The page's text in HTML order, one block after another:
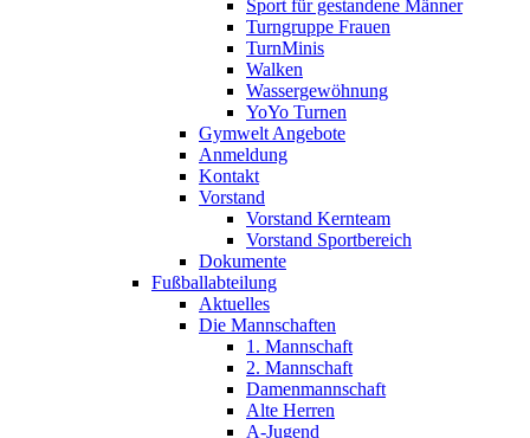
Sport für gestandene Männer
Turngruppe Frauen
TurnMinis
Walken
Wassergewöhnung
YoYo Turnen
Gymwelt Angebote
Anmeldung
Kontakt
Vorstand
Vorstand Kernteam
Vorstand Sportbereich
Dokumente
Fußballabteilung
Aktuelles
Die Mannschaften
1. Mannschaft
2. Mannschaft
Damenmannschaft
Alte Herren
A-Jugend